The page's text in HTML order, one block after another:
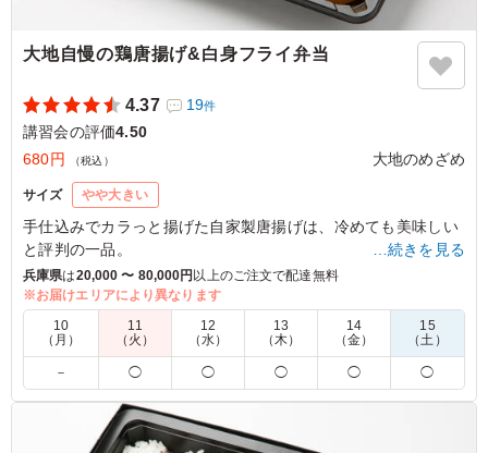
大地自慢の鶏唐揚げ&白身フライ弁当
4.37 19件
講習会の評価4.50
680円
（税込） 大地のめざめ
サイズ やや大きい
手仕込みでカラっと揚げた自家製唐揚げは、冷めても美味しい
と評判の一品。
たっぷりの手作りおかずとご飯をお楽しみ下さい。
4.0
こちらのお弁当屋さんの唐揚げはしっかり味がついている
ので、ごはんのおかずにもぴったり！白身魚フライはいい
意味であっさりしており、からあげとのコンビネーション
がとてもよかったです！
…続きを見る
兵庫県は20,000 〜 80,000円 以上のご注文で配達無料
※お届けエリアにより異なります
10
（月）
11
（火）
12
（水）
13
（木）
14
（金）
15
（土）
－ ◯ ◯ ◯ ◯ ◯